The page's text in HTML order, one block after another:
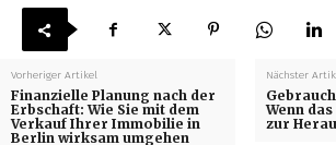
Vorheriger Artikel
Finanzielle Planung nach der
Erbschaft: Wie Sie mit dem
Verkauf Ihrer Immobilie in
Berlin wirksam umgehen
Nächster
Wenn
zur